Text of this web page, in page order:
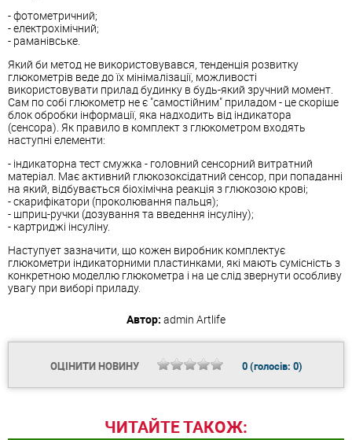
- фотометричний;
- електрохімічний;
- раманівське.
Який би метод не використовувався, тенденція розвитку
глюкометрів веде до їх мінімалізації, можливості
використовувати прилад будинку в будь-який зручний момент.
Сам по собі глюкометр не є "самостійним" приладом - це скоріше
блок обробки інформації, яка надходить від індикатора
(сенсора). Як правило в комплект з глюкометром входять
наступні елементи:
- індикаторна тест смужка - головний сенсорний витратний
матеріал. Має активний глюкозоксідатний сенсор, при попаданні
на який, відбувається біохімічна реакція з глюкозою крові;
- скарифікатори (проколювання пальця);
- шприц-ручки (дозування та введення інсуліну);
- картриджі інсуліну.
Наступует зазначити, що кожен виробник комплектує
глюкометри індикаторними пластинками, які мають сумісність з
конкретною моделлю глюкометра і на це слід звернути особливу
увагу при виборі приладу.
Автор: admin Artlife
ОЦІНИТИ НОВИНУ 0(голосів: 0)
ЧИТАЙТЕ ТАКОЖ: